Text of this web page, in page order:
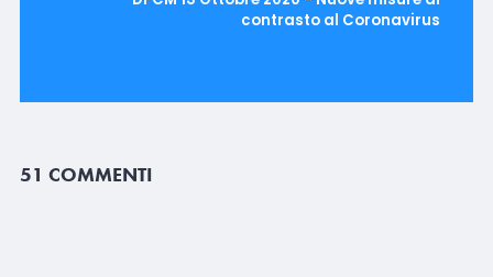
contrasto al Coronavirus
51 COMMENTI